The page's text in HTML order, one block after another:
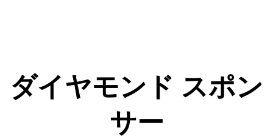
ダイヤモンド スポン
サー